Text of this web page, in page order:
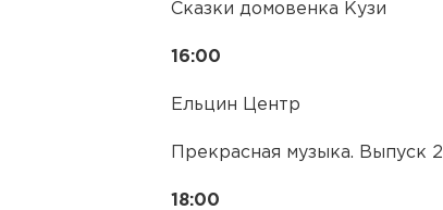
Сказки домовенка Кузи
16:00
Ельцин Центр
Прекрасная музыка. Выпуск 2
18:00